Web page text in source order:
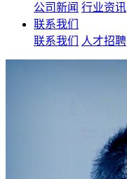
公司新闻 行业资讯
联系我们
联系我们
人才招聘